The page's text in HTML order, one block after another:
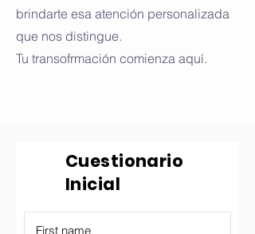
brindarte esa atención personalizada
que nos distingue.
Tu transofrmación comienza aquí.
Cuestionario
Inicial